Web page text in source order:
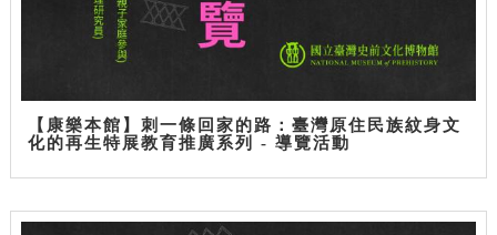
【康樂本館】刺一條回家的路：臺灣原住民族紋身文
化的再生特展教育推廣系列 - 導覽活動